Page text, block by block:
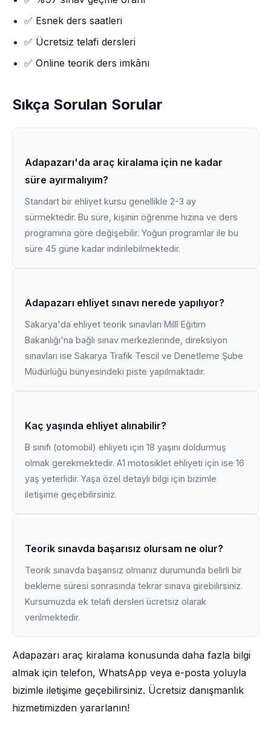
✅ Esnek ders saatleri
✅ Ücretsiz telafi dersleri
✅ Online teorik ders imkânı
Sıkça Sorulan Sorular
Adapazarı'da araç kiralama için ne kadar
süre ayırmalıyım?
Standart bir ehliyet kursu genellikle 2-3 ay
sürmektedir. Bu süre, kişinin öğrenme hızına ve ders
programına göre değişebilir. Yoğun programlar ile bu
süre 45 güne kadar indirilebilmektedir.
Adapazarı ehliyet sınavı nerede yapılıyor?
Sakarya'da ehliyet teorik sınavları Millî Eğitim
Bakanlığı'na bağlı sınav merkezlerinde, direksiyon
sınavları ise Sakarya Trafik Tescil ve Denetleme Şube
Müdürlüğü bünyesindeki piste yapılmaktadır.
Kaç yaşında ehliyet alınabilir?
B sınıfı (otomobil) ehliyeti için 18 yaşını doldurmuş
olmak gerekmektedir. A1 motosiklet ehliyeti için ise 16
yaş yeterlidir. Yaşa özel detaylı bilgi için bizimle
iletişime geçebilirsiniz.
Teorik sınavda başarısız olursam ne olur?
Teorik sınavda başarısız olmanız durumunda belirli bir
bekleme süresi sonrasında tekrar sınava girebilirsiniz.
Kursumuzda ek telafi dersleri ücretsiz olarak
verilmektedir.
Adapazarı araç kiralama konusunda daha fazla bilgi
almak için telefon, WhatsApp veya e-posta yoluyla
bizimle iletişime geçebilirsiniz. Ücretsiz danışmanlık
hizmetimizden yararlanın!